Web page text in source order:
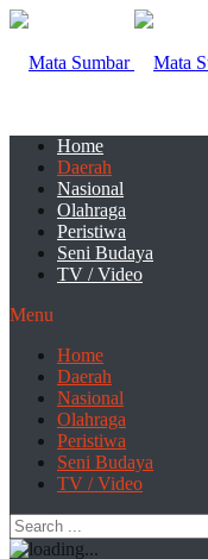
Home
Daerah
Nasional
Olahraga
Peristiwa
Seni Budaya
TV / Video
Menu
Home
Daerah
Nasional
Olahraga
Peristiwa
Seni Budaya
TV / Video